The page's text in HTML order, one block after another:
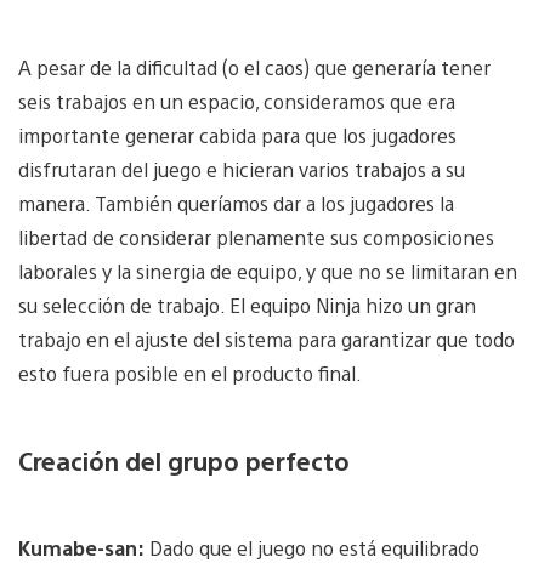
A pesar de la dificultad (o el caos) que generaría tener
seis trabajos en un espacio, consideramos que era
importante generar cabida para que los jugadores
disfrutaran del juego e hicieran varios trabajos a su
manera. También queríamos dar a los jugadores la
libertad de considerar plenamente sus composiciones
laborales y la sinergia de equipo, y que no se limitaran en
su selección de trabajo. El equipo Ninja hizo un gran
trabajo en el ajuste del sistema para garantizar que todo
esto fuera posible en el producto final.
Creación del grupo perfecto
Kumabe-san: Dado que el juego no está equilibrado